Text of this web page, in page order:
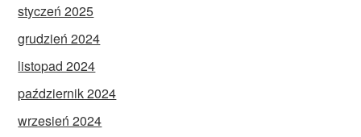
styczeń 2025
grudzień 2024
listopad 2024
październik 2024
wrzesień 2024